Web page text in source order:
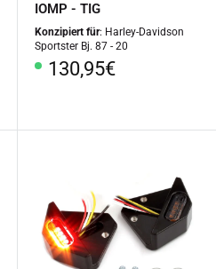
IOMP - TIG
Konzipiert für: Harley-Davidson
Sportster Bj. 87 - 20
Sonderpreis
130,95€